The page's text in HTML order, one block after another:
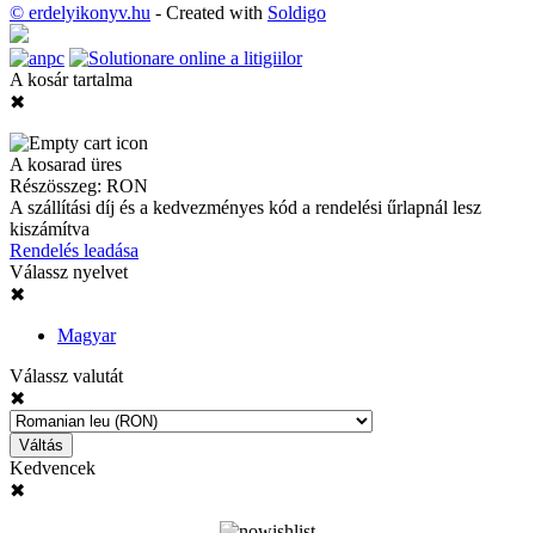
© erdelyikonyv.hu - Created with Soldigo
A kosár tartalma
✖
A kosarad üres
Részösszeg: RON
A szállítási díj és a kedvezményes kód a rendelési űrlapnál lesz
kiszámítva
Rendelés leadása
Válassz nyelvet
✖
Magyar
Válassz valutát
✖
Váltás
Kedvencek
✖